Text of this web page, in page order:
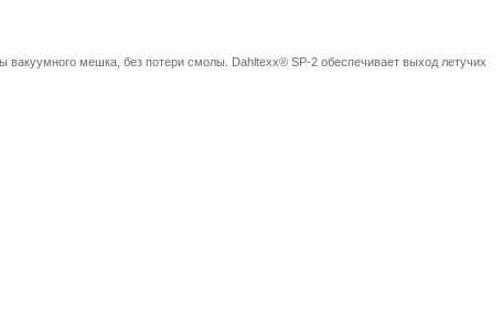
вакуумного мешка, без потери смолы. Dahltexx® SP-2 обеспечивает выход летучих